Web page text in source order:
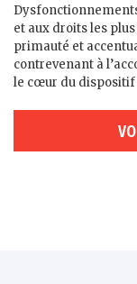
et aux droits les plus
primauté et
contrevenant à
le cœur du dispositif